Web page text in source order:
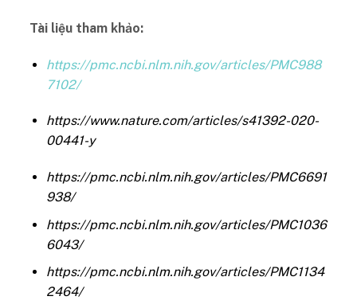
Tài liệu tham khảo:
https://pmc.ncbi.nlm.nih.gov/articles/PMC988
7102/
https://www.nature.com/articles/s41392-020-
00441-y
https://pmc.ncbi.nlm.nih.gov/articles/PMC6691
938/
https://pmc.ncbi.nlm.nih.gov/articles/PMC1036
6043/
https://pmc.ncbi.nlm.nih.gov/articles/PMC1134
2464/